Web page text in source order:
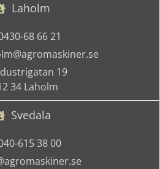
Laholm
68 66 21
19
34 Laholm
Svedala
615 38 00